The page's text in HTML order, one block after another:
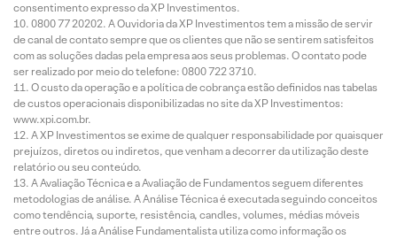
consentimento expresso da XP Investimentos.
0800 77 20202. A Ouvidoria da XP Investimentos tem a missão de servir
de canal de contato sempre que os clientes que não se sentirem satisfeitos
com as soluções dadas pela empresa aos seus problemas. O contato pode
ser realizado por meio do telefone: 0800 722 3710.
O custo da operação e a política de cobrança estão definidos nas tabelas
de custos operacionais disponibilizadas no site da XP Investimentos:
www.xpi.com.br.
A XP Investimentos se exime de qualquer responsabilidade por quaisquer
prejuízos, diretos ou indiretos, que venham a decorrer da utilização deste
relatório ou seu conteúdo.
A Avaliação Técnica e a Avaliação de Fundamentos seguem diferentes
metodologias de análise. A Análise Técnica é executada seguindo conceitos
como tendência, suporte, resistência, candles, volumes, médias móveis
entre outros. Já a Análise Fundamentalista utiliza como informação os